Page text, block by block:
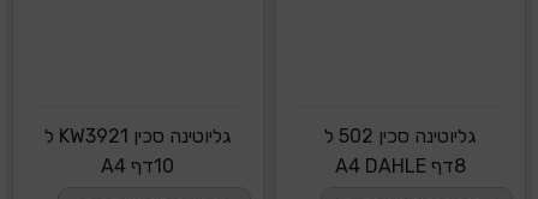
גליוטינה סכין 502 ל
8דף A4 DAHLE
גליוטינה סכין KW3921 ל
10דף A4